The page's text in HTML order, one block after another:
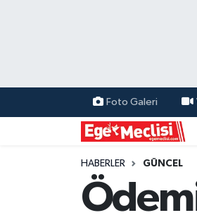
Foto Galeri
HABERLER GÜNCEL
EKONOMİ
GÜNCEL
ÖZEL HABER